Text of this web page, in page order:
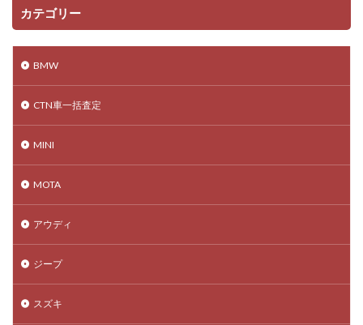
カテゴリー
BMW
CTN車一括査定
MINI
MOTA
アウディ
ジープ
スズキ